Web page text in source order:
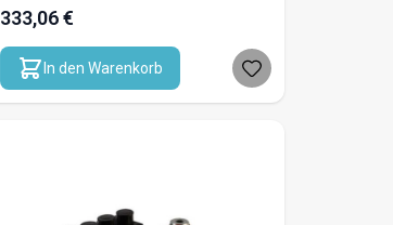
333,06 €
In den Warenkorb